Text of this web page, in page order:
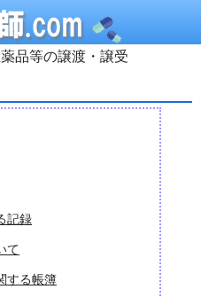
等の譲渡・譲受
記録
て
する帳簿